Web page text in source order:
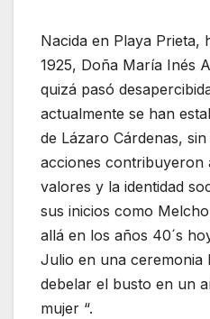
Nacida en Playa Prieta,
1925, Doña María Inés
quizá pasó
actualmente se han
de Lázaro Cárdenas,
acciones contribuyeron
valores y la identidad
sus inicios como
allá en los años 40´s
Julio en una ceremonia
debelar el busto en un
mujer “.